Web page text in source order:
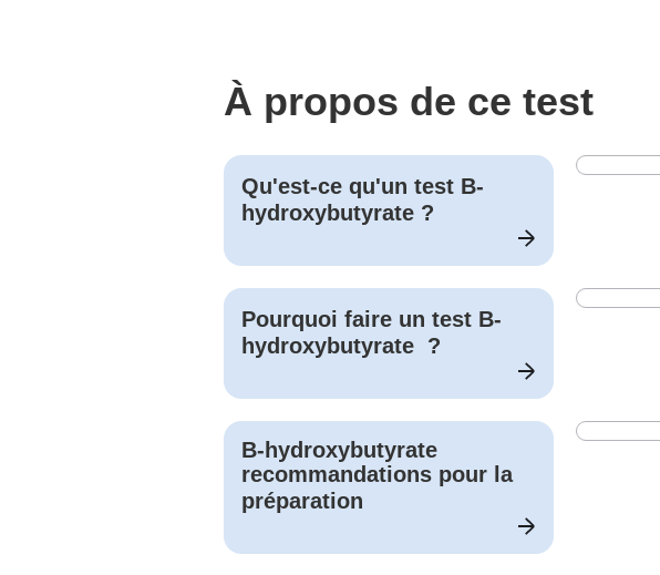
À propos de ce test
Qu'est-ce qu'un test B-
hydroxybutyrate ?
Pourquoi faire un test B-
hydroxybutyrate ?
B-hydroxybutyrate
recommandations pour la
préparation